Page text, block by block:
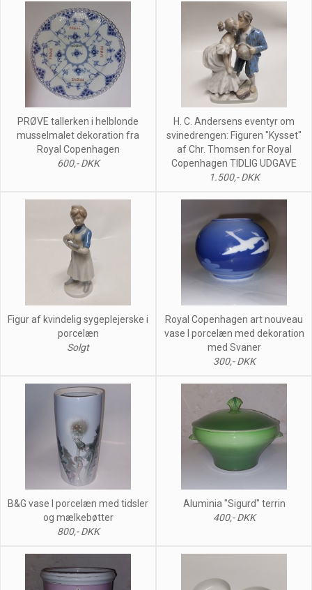
PRØVE tallerken i helblonde
musselmalet dekoration fra
Royal Copenhagen
600,- DKK
H. C. Andersens eventyr om
svinedrengen: Figuren "Kysset"
af Chr. Thomsen for Royal
Copenhagen TIDLIG UDGAVE
1.500,- DKK
Figur af kvindelig sygeplejerske i
porcelæn
Solgt
Royal Copenhagen art nouveau
vase I porcelæn med dekoration
med Svaner
300,- DKK
B&G vase I porcelæn med tidsler
og mælkebøtter
800,- DKK
Aluminia "Sigurd" terrin
400,- DKK